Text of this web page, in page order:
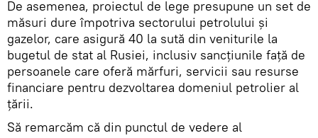
De asemenea, proiectul de lege presupune un set de
măsuri dure împotriva sectorului petrolului și
gazelor, care asigură 40 la sută din veniturile la
bugetul de stat al Rusiei, inclusiv sancțiunile față de
persoanele care oferă mărfuri, servicii sau resurse
financiare pentru dezvoltarea domeniul petrolier al
țării.
Să remarcăm că din punctul de vedere al